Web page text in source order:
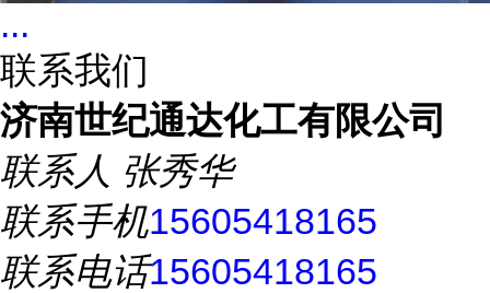
...
联系我们
济南世纪通达化工有限公司
联系人 张秀华
联系手机15605418165
联系电话15605418165